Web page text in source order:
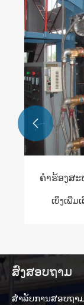
ຄໍາຮ້ອງສະ
ເບິ່ງເພີ່ມ

ສົ່ງສອບຖາມ
ສໍາ​ລັບ​ການ​ສອບ​ຖາ